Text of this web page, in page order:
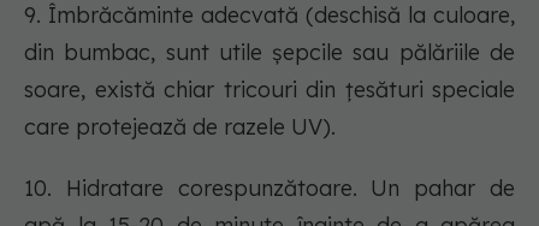
9. Îmbrăcăminte adecvată (deschisă la culoare,
din bumbac, sunt utile șepcile sau pălăriile de
soare, există chiar tricouri din țesături speciale
care protejează de razele UV).
10. Hidratare corespunzătoare. Un pahar de